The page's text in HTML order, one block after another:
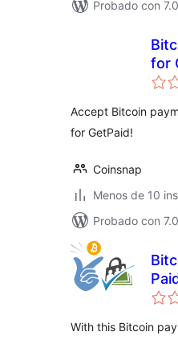
Probado con
for
Accept Bitcoin
for GetPaid!
Coinsnap
Menos de 10
Probado con
Pro
With this Bitcoin